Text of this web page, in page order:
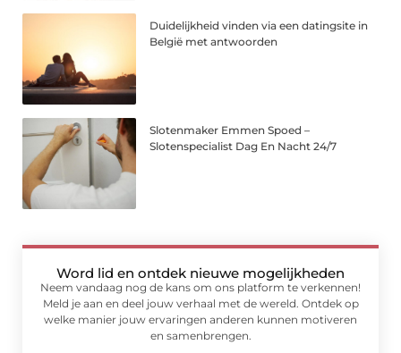
Duidelijkheid vinden via een datingsite in
België met antwoorden
Slotenmaker Emmen Spoed –
Slotenspecialist Dag En Nacht 24/7
Word lid en ontdek nieuwe mogelijkheden
Neem vandaag nog de kans om ons platform te verkennen!
Meld je aan en deel jouw verhaal met de wereld. Ontdek op
welke manier jouw ervaringen anderen kunnen motiveren
en samenbrengen.